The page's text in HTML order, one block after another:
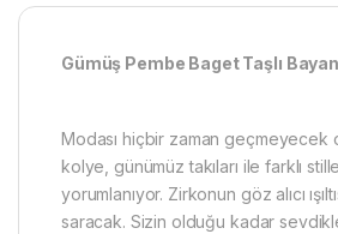
​Gümüş Pembe Baget Taşlı
Modası hiçbir zaman geçmeyecek
kolye, günümüz takıları ile farklı
yorumlanıyor. Zirkonun göz alıcı
saracak. Sizin olduğu kadar